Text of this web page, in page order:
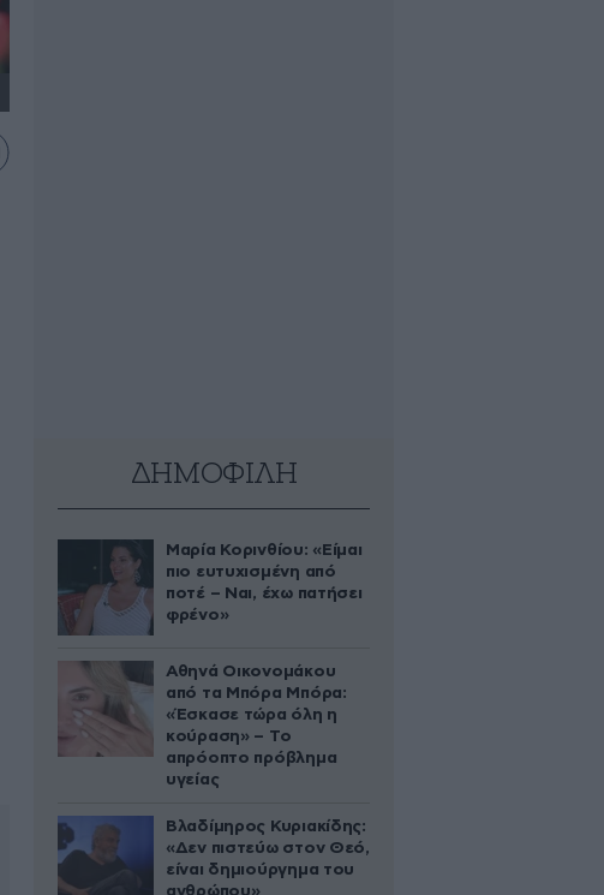
ΔΗΜΟΦΙΛΗ
Μαρία Κορινθίου: «Είμαι
πιο ευτυχισμένη από
ποτέ – Ναι, έχω πατήσει
φρένο»
Αθηνά Οικονομάκου
από τα Μπόρα Μπόρα:
«Έσκασε τώρα όλη η
κούραση» – Το
απρόοπτο πρόβλημα
υγείας
Βλαδίμηρος Κυριακίδης:
«Δεν πιστεύω στον Θεό,
είναι δημιούργημα του
ανθρώπου»